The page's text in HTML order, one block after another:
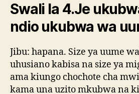
Swali la 4.Je
ndio ukubwa wa
Jibu: hapana. Size ya uume
uhusiano kabisa na size ya
ama kiungo chochote cha
kama una uzito mkubwa na